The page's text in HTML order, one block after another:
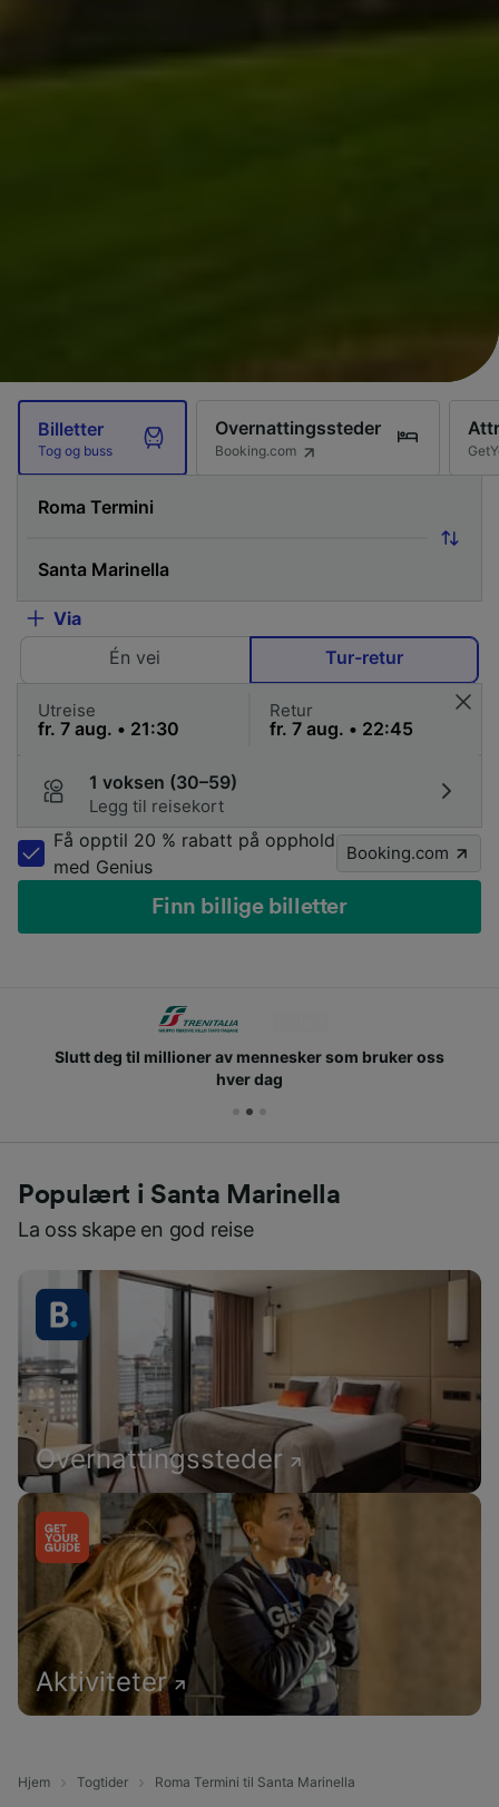
Billetter
Tog og buss
Overnattingssteder
Booking.com
Via
Én vei
Tur-retur
Utreise Retur
1 voksen (30–59)
Legg til reisekort
Få opptil 20 % rabatt på opphold
med Genius
Booking.com
Finn billige billetter
Slutt deg til millioner av mennesker som bruker oss
hver dag
Populært i Santa Marinella
La oss skape en god reise
Overnattingssteder
Aktiviteter
Hjem Togtider Roma Termini til Santa Marinella